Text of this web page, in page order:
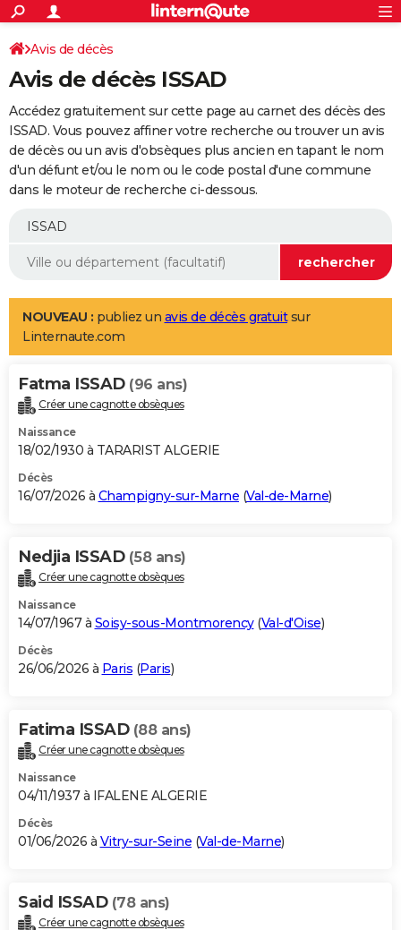
ACTUALITÉS
Politique
Société
Faits Divers
Education
Monde
Villes
+
SPORT
Coupe du monde 2026
Football
Tennis
Cyclisme
Rugby
Forum
Programme TV
TNT
Streaming
Cinéma
Sorties cinéma
Musique
+
FINANCE
Retraite
Impôts
Epargne
Immobilier
Risques naturels par ville
Banque
Assurance
Crédit
AUTO
Essais
Réserver un essai
Citadines
Berlines
SUV
Forum auto
+
Mobiles
Meilleur smartphone
Internet
Ordinateurs
Jeux vidéo
Guide high-tech
Aménagement intérieur
LIFESTYLE
Art de vivre
Bien-être
Loisirs
Mode
Modes de vie
Alimentation
Guide de la santé
Maladies
Médicaments
Sommeil
VOYAGE
Destinations
City break
Voyage nature
Voyage de noces
Forum
Climat
+PHOTO
GUIDES D'ACHAT
BONS PLANS
Carte de Noël
Carte Bonne année
Carte Saint-Valentin
Carte Pâques
Carte d'anniversaire
DICTIONNAIRE
Dictionnaire
Biographies
Citations
Expressions
Proverbes
PROGRAMME TV
S'inscrire
Se connecter
Lycées
Collèges
Primaires
Universités
Entreprises
Service militaire
Avis de recherche
AVIS DE DÉCÈS
Bricolage
Lifestyle
Culture
Sport
Auto
Television
Voyage
Cinema
Avis de décès
Avis de décès ISSAD
Accédez gratuitement sur cette page au carnet des décès des
ISSAD. Vous pouvez affiner votre recherche ou trouver un avis
de décès ou un avis d'obsèques plus ancien en tapant le nom
d'un défunt et/ou le nom ou le code postal d'une commune
dans le moteur de recherche ci-dessous.
NOUVEAU : publiez un avis de décès gratuitsur
Linternaute.com
Fatma ISSAD (96 ans)
Créer une cagnotte obsèques
Naissance
18/02/1930 à TARARIST ALGERIE
Décès
16/07/2026 à Champigny-sur-Marne (Val-de-Marne)
Nedjia ISSAD (58 ans)
Créer une cagnotte obsèques
Naissance
14/07/1967 à Soisy-sous-Montmorency(Val-d'Oise)
Décès
26/06/2026 à Paris (Paris)
Fatima ISSAD (88 ans)
Créer une cagnotte obsèques
Naissance
04/11/1937 à IFALENE ALGERIE
Décès
01/06/2026 à Vitry-sur-Seine (Val-de-Marne)
Said ISSAD (78 ans)
Créer une cagnotte obsèques